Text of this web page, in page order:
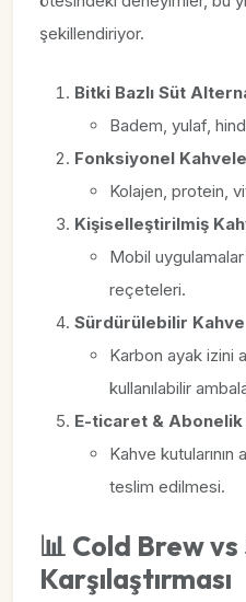
şekillendiriyor.
Bitki Bazlı Süt
Badem, yulaf,
Fonksiyonel
Kolajen, protein,
Kişiselleştirilmiş
Mobil
reçeteleri.
Sürdürülebilir Kahve
Karbon ayak izini
kullanılabilir
E-ticaret &
Kahve
teslim edilmesi.
📊 Cold Brew vs
Karşılaştırması